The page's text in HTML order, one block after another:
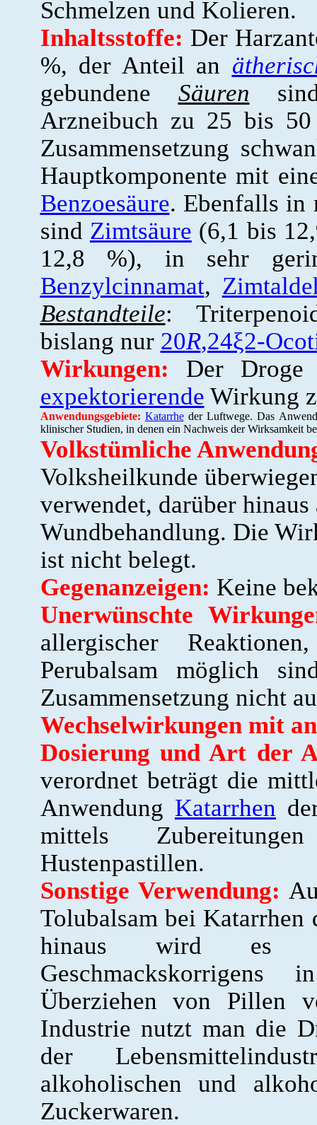
Schmelzen und Kolieren.
Inhaltsstoffe: Der
%, der Anteil an
gebundene Säuren
Arzneibuch zu 25 bis
Zusammensetzung
Hauptkomponente mit
Benzoesäure. Ebenfalls in
sind Zimtsäure (6,1 bis
12,8 %), in sehr
Benzylcinnamat,
Bestandteile:
bislang nur 20R,24ξ2-
Wirkungen: Der Droge
expektorierende Wirkung
Anwendungsgebiete: Katarrheder Luftwege. Das
klinischer Studien, in denen ein Nachweis der Wirksamkeit
Volkstümliche
Volksheilkunde
verwendet, darüber
Wundbehandlung. Die
ist nicht belegt.
Gegenanzeigen: Keine
Unerwünschte
allergischer
Perubalsam möglich
Zusammensetzung nicht
Wechselwirkungen mit
Dosierung und Art der
verordnet beträgt die
Anwendung Katarrhen
mittels
Hustenpastillen.
Sonstige Verwendung:
Tolubalsam bei Katarrhen
hinaus wird es
Überziehen von Pillen
Industrie nutzt man die
der
alkoholischen und
Zuckerwaren.